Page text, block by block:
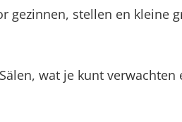
gezinnen, stellen en kleine
wat je kunt